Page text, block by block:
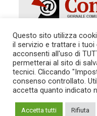
Autorizzazione del
dicembre 2014. Direttore
Cararo. Indirizzo:
Roma -
Tel. 06.640.122.19 -
TG CONTROPIANO
PRIVACY
COOKIE
Questo sito utilizza
il servizio e trattare i tuoi
acconsenti all'uso di
permetterai al sito di
tecnici. Cliccando
consenso controllato.
accetta quanto indicato
Accetta tutti Rifiuta